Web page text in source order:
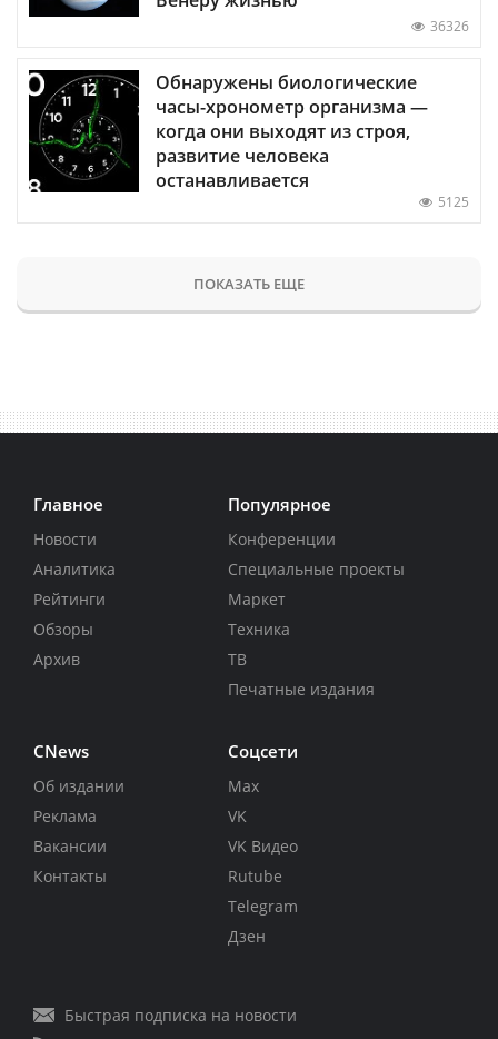
36326
Обнаружены биологические
часы-хронометр организма —
когда они выходят из строя,
развитие человека
останавливается
5125
ПОКАЗАТЬ ЕЩЕ
Главное
Новости
Аналитика
Рейтинги
Обзоры
Архив
Популярное
Конференции
Специальные проекты
Маркет
Техника
ТВ
Печатные издания
CNews
Об издании
Реклама
Вакансии
Контакты
Соцсети
Max
VK
VK Видео
Rutube
Telegram
Дзен
Быстрая подписка на новости